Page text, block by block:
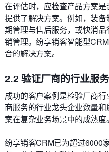
在评估时，应检查产品方案
提供了解决方案。例如，装
期管理与售后服务，或快消
销管理。纷享销客智能型
合的解决方案。
2.2 验证厂商的行业服
成功的客户案例是检验厂商
商服务的行业龙头企业数量
案在复杂业务场景中的成熟度。
纷享销客CRM已为超过6000